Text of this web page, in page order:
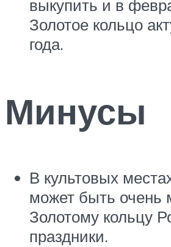
выкупить и в
Золотое кольцо
года.
Минусы
В культовых
может быть очень
Золотому кольцу
праздники.